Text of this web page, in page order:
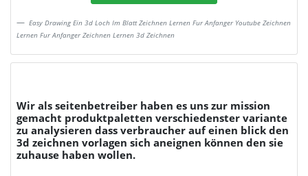
Easy Drawing Ein 3d Loch Im Blatt Zeichnen Lernen Fur Anfanger Youtube Zeichnen
Lernen Fur Anfanger Zeichnen Lernen 3d Zeichnen
Wir als seitenbetreiber haben es uns zur mission
gemacht produktpaletten verschiedenster variante
zu analysieren dass verbraucher auf einen blick den
3d zeichnen vorlagen sich aneignen können den sie
zuhause haben wollen.